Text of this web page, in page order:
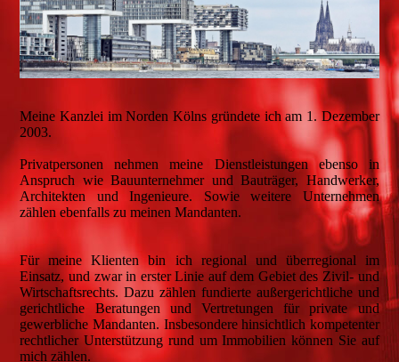
Meine Kanzlei im Norden Kölns gründete ich am 1. Dezember
2003.
Privatpersonen nehmen meine Dienstleistungen ebenso in
Anspruch wie Bauunternehmer und Bauträger, Handwerker,
Architekten und Ingenieure. Sowie weitere Unternehmen
zählen ebenfalls zu meinen Mandanten.
Für meine Klienten bin ich regional und überregional im
Einsatz, und zwar in erster Linie auf dem Gebiet des Zivil- und
Wirtschaftsrechts. Dazu zählen fundierte außergerichtliche und
gerichtliche Beratungen und Vertretungen für private und
gewerbliche Mandanten. Insbesondere hinsichtlich kompetenter
rechtlicher Unterstützung rund um Immobilien können Sie auf
mich zählen.